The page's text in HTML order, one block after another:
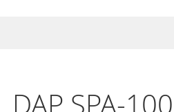
DAP SPA-